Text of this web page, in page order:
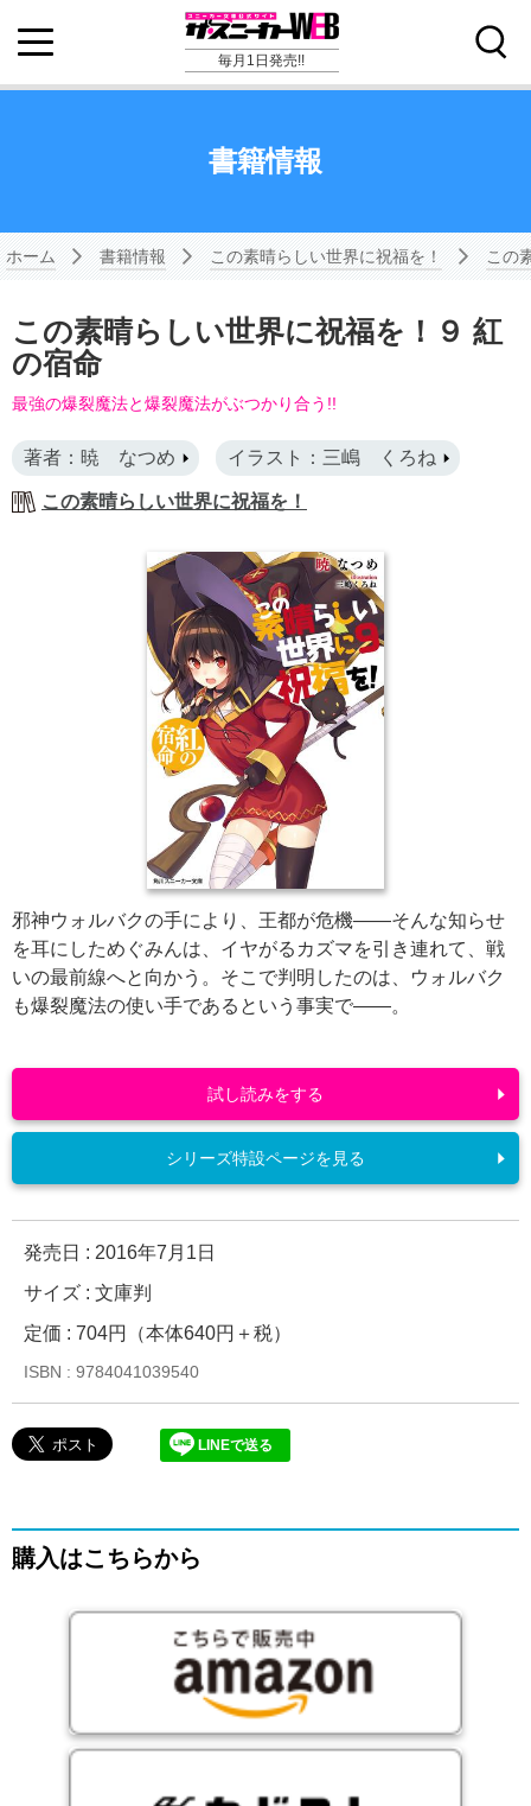
毎月1日発売!!
書籍情報
ホーム 書籍情報 この素晴らしい世界に祝福を！ この
この素晴らしい世界に祝福を！９ 紅
の宿命
最強の爆裂魔法と爆裂魔法がぶつかり合う!!
著者：暁 なつめ イラスト：三嶋 くろね
この素晴らしい世界に祝福を！
邪神ウォルバクの手により、王都が危機――そんな知らせ
を耳にしためぐみんは、イヤがるカズマを引き連れて、戦
いの最前線へと向かう。そこで判明したのは、ウォルバク
も爆裂魔法の使い手であるという事実で――。
発売日 : 2016年7月1日
サイズ : 文庫判
定価 : 704円（本体640円＋税）
ISBN : 9784041039540
LINEで送る
試し読みをする
シリーズ特設ページを見る
購入はこちらから